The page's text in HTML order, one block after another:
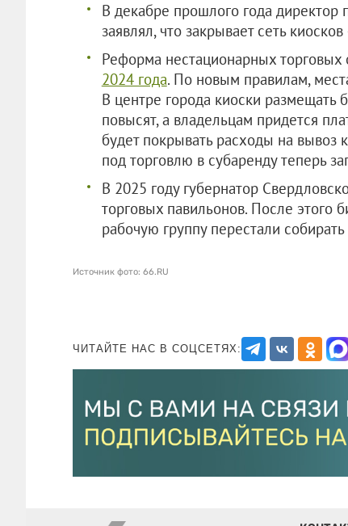
В декабре прошлого года директор
заявлял, что закрывает сеть
Реформа нестационарных торговых
2024 года. По новым правилам,
В центре города киоски размещать
повысят, а владельцам придется
будет покрывать расходы на вывоз
под торговлю в субаренду теперь
В 2025 году губернатор
торговых павильонов. После этого
рабочую группу перестали
Источник фото: 66.RU
ЧИТАЙТЕ НАС В СОЦСЕТЯХ: